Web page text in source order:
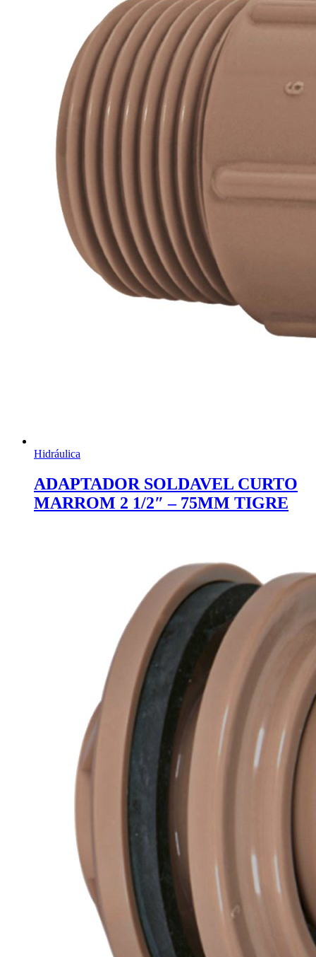
Hidráulica
ADAPTADOR SOLDAVEL CURTO
MARROM 2 1/2″ – 75MM TIGRE